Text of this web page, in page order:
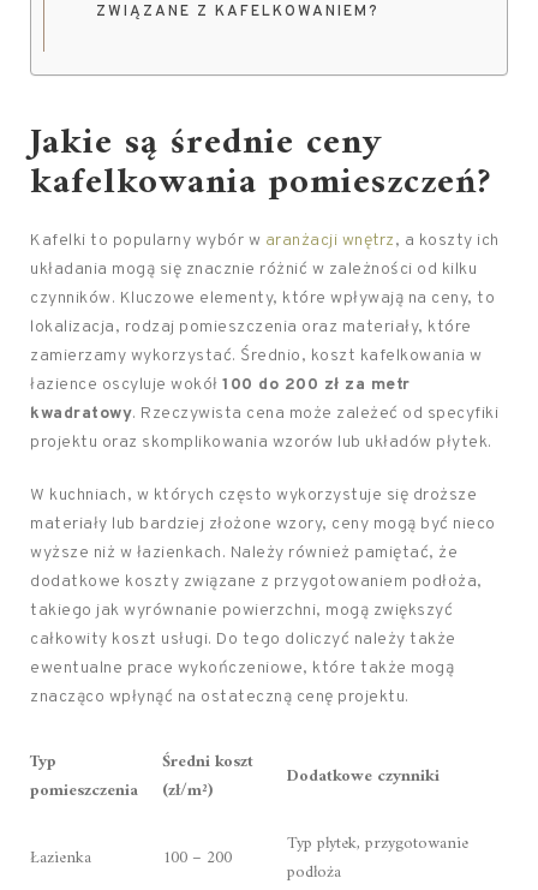
ZWIĄZANE Z KAFELKOWANIEM?
Jakie są średnie ceny
kafelkowania pomieszczeń?
Kafelki to popularny wybór w aranżacji wnętrz, a koszty ich
układania mogą się znacznie różnić w zależności od kilku
czynników. Kluczowe elementy, które wpływają na ceny, to
lokalizacja, rodzaj pomieszczenia oraz materiały, które
zamierzamy wykorzystać. Średnio, koszt kafelkowania w
łazience oscyluje wokół 100 do 200 zł za metr
kwadratowy. Rzeczywista cena może zależeć od specyfiki
projektu oraz skomplikowania wzorów lub układów płytek.
W kuchniach, w których często wykorzystuje się droższe
materiały lub bardziej złożone wzory, ceny mogą być nieco
wyższe niż w łazienkach. Należy również pamiętać, że
dodatkowe koszty związane z przygotowaniem podłoża,
takiego jak wyrównanie powierzchni, mogą zwiększyć
całkowity koszt usługi. Do tego doliczyć należy także
ewentualne prace wykończeniowe, które także mogą
znacząco wpłynąć na ostateczną cenę projektu.
Typ
pomieszczenia
Średni koszt
(zł/m²)
Dodatkowe czynniki
Łazienka 100 – 200
Typ płytek, przygotowanie
podłoża